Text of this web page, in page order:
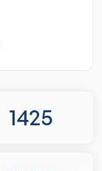
1425